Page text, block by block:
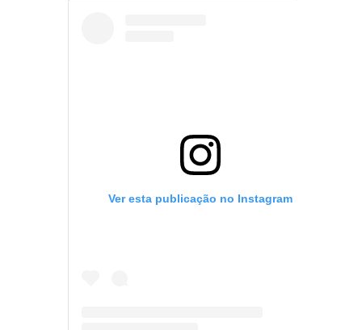
Ver esta publicação no Instagram